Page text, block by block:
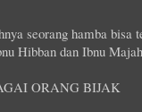
seorang hamba bisa
Hibban dan Ibnu
ORANG BIJAK